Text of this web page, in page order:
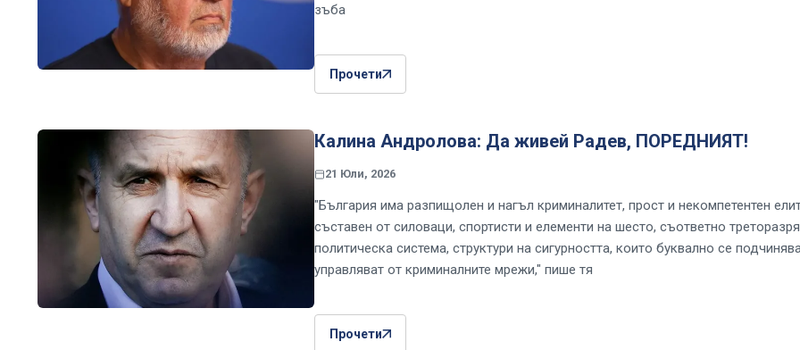
зъба
Прочети
Калина Андролова: Да живей Радев, ПОРЕДНИЯТ!
21 Юли, 2026
"България има разпищолен и нагъл криминалитет, прост и некомпетентен
съставен от силоваци, спортисти и елементи на шесто, съответно
политическа система, структури на сигурността, които буквално се
управляват от криминалните мрежи," пише тя
Прочети